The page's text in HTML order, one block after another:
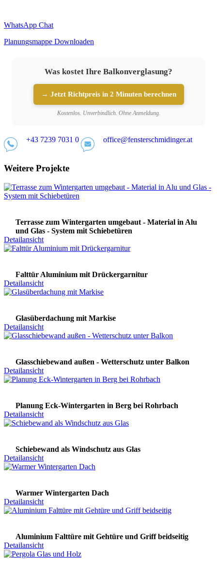
WhatsApp Chat
Planungsmappe Downloaden
Was kostet Ihre Balkonverglasung?
→ Jetzt Richtpreis in 2 Minuten berechnen
Kostenlos. Unverbindlich. Ohne Anmeldung.
+43 7239 7031 0 office@fensterschmidinger.at
Weitere Projekte
Terrasse zum Wintergarten umgebaut - Material in Alu
und Glas - System mit Schiebetüren
Detailansicht
Falttür Aluminium mit Drückergarnitur
Detailansicht
Glasüberdachung mit Markise
Detailansicht
Glasschiebewand außen - Wetterschutz unter Balkon
Detailansicht
Planung Eck-Wintergarten in Berg bei Rohrbach
Detailansicht
Schiebewand als Windschutz aus Glas
Detailansicht
Warmer Wintergarten Dach
Detailansicht
Aluminium Falttüre mit Gehtüre und Griff beidseitig
Detailansicht